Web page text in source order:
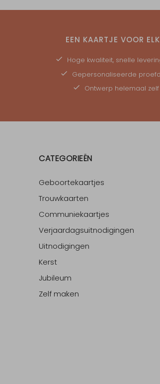
EEN KAARTJE VOOR
Hoge kwaliteit, snelle
Gepersonaliseerde
Ontwerp helemaal
CATEGORIEËN
Geboortekaartjes
Trouwkaarten
Communiekaartjes
Verjaardagsuitnodigingen
Uitnodigingen
Kerst
Jubileum
Zelf maken